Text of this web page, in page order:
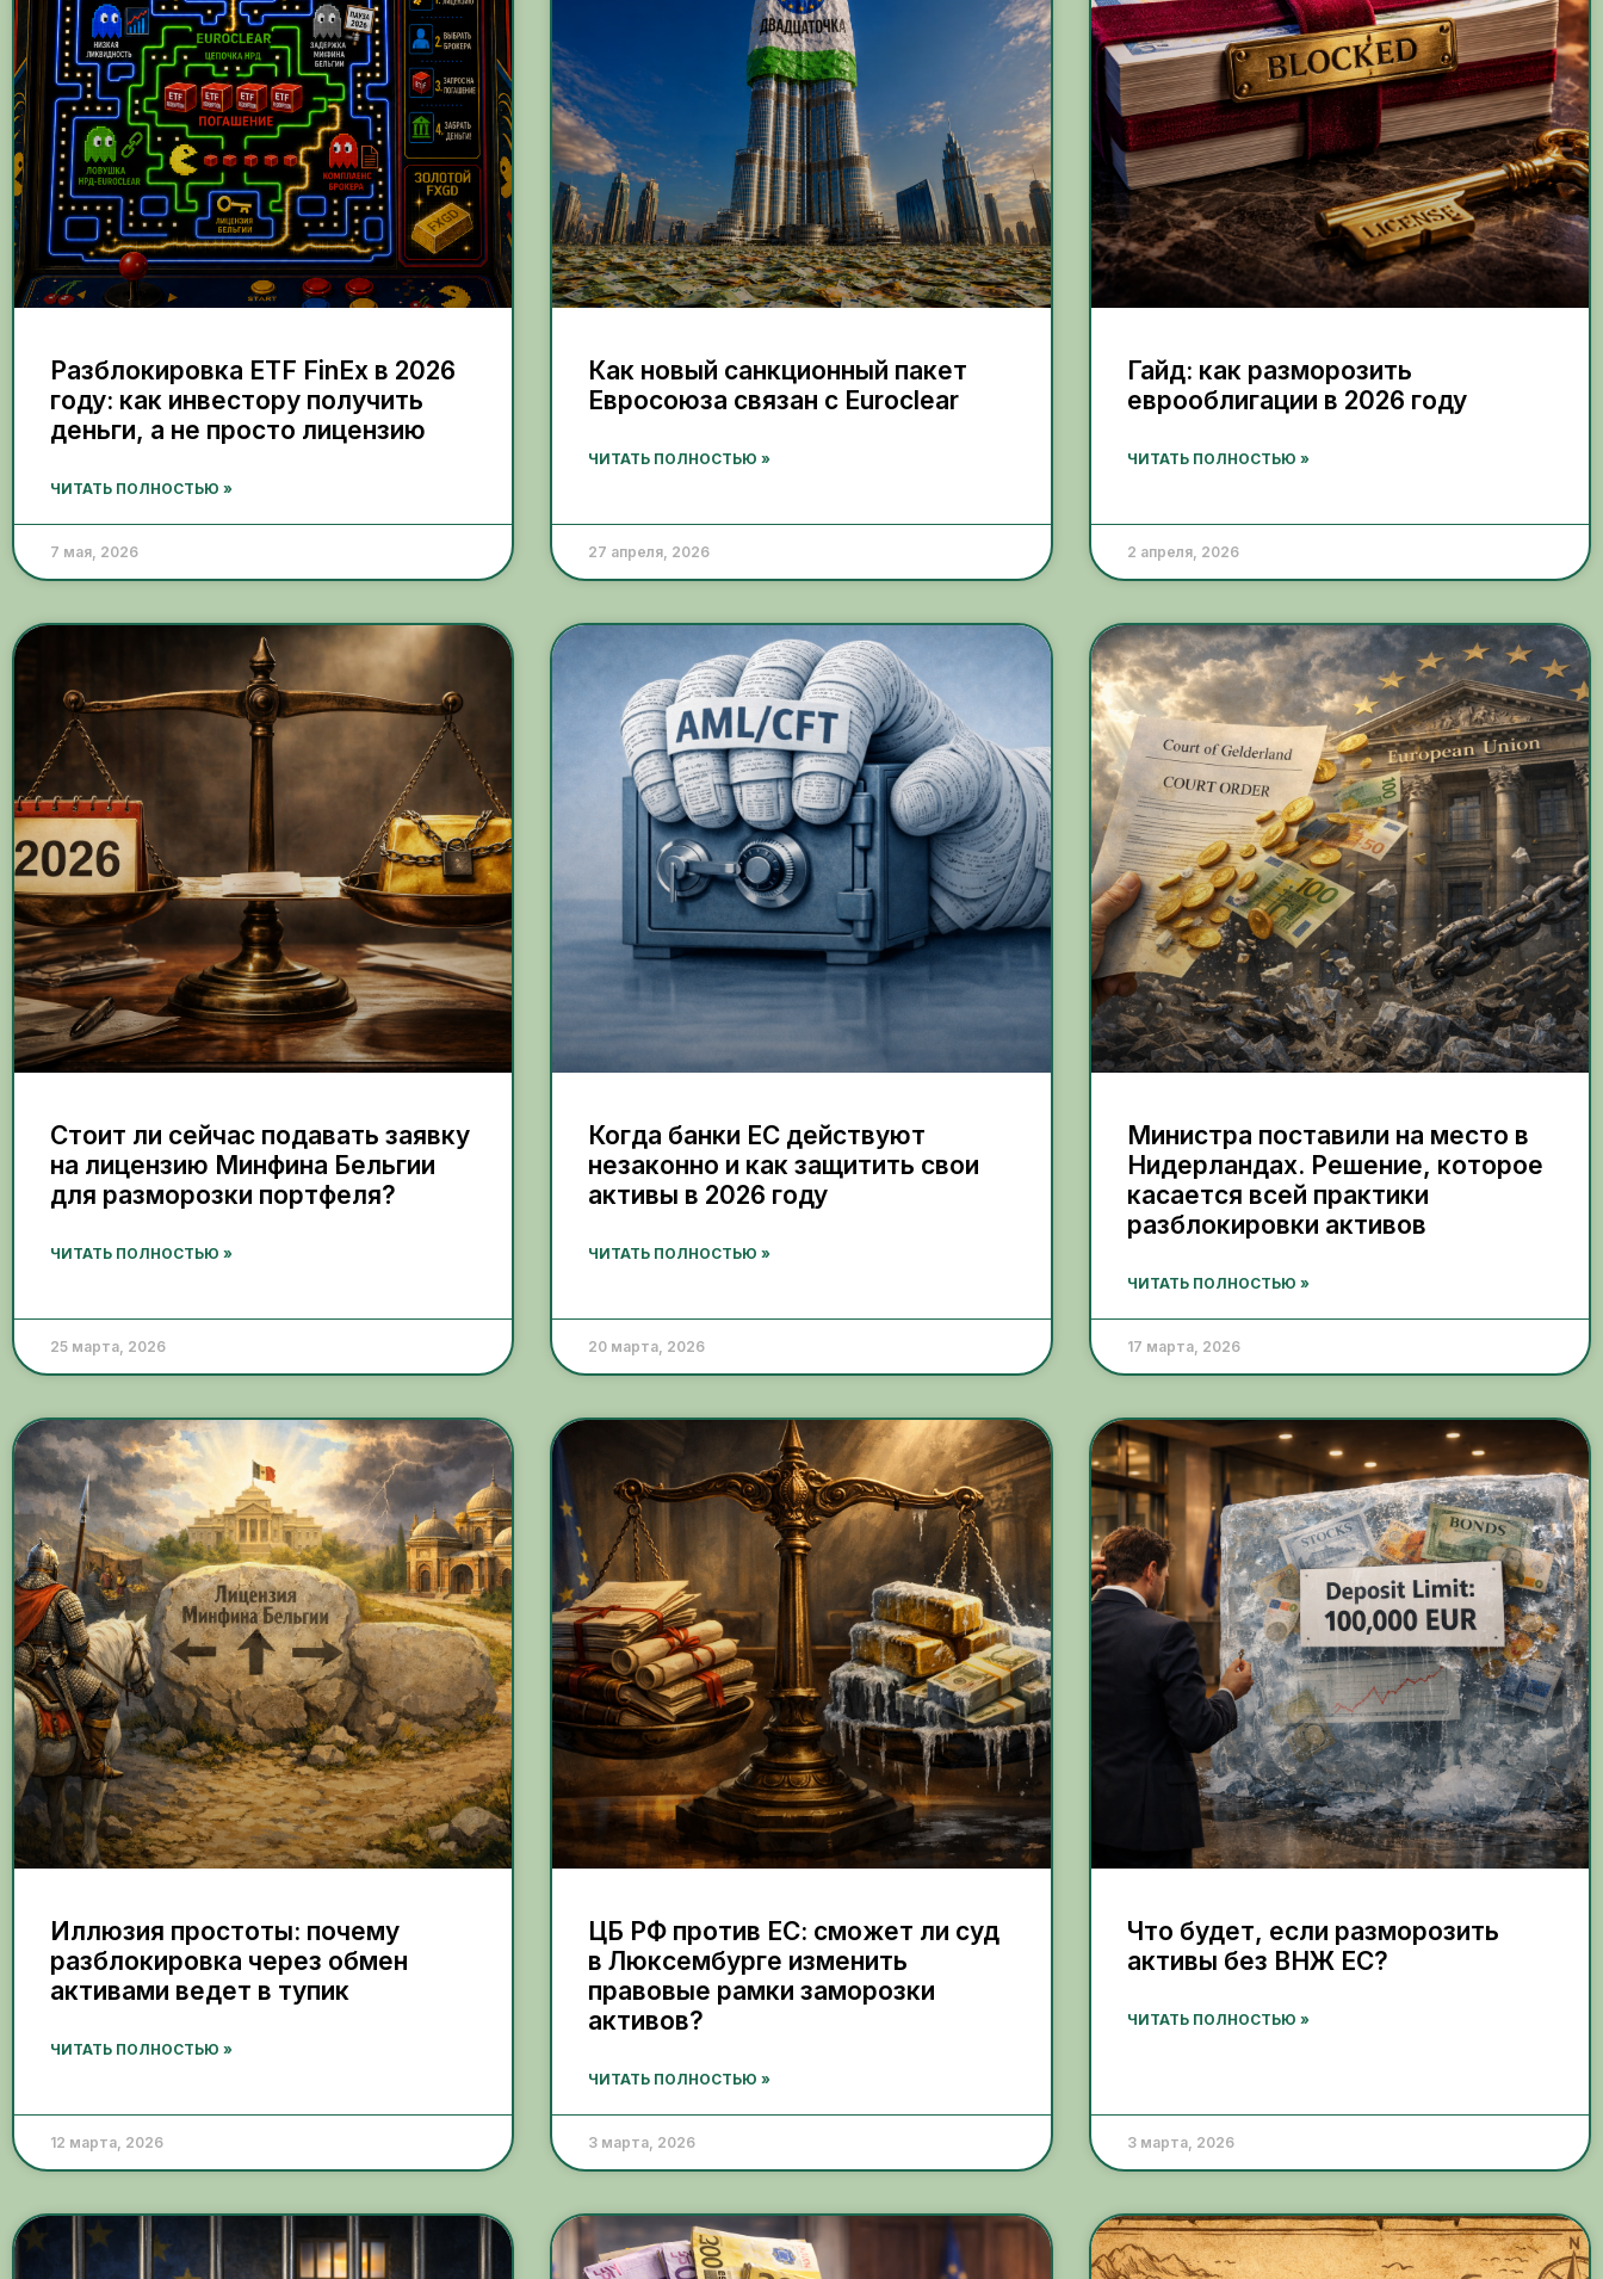
Разблокировка ETF FinEx в 2026
году: как инвестору получить
деньги, а не просто лицензию
ЧИТАТЬ ПОЛНОСТЬЮ »
7 мая, 2026
Как новый санкционный пакет
Евросоюза связан с Euroclear
ЧИТАТЬ ПОЛНОСТЬЮ »
27 апреля, 2026
Гайд: как разморозить
еврооблигации в 2026 году
ЧИТАТЬ ПОЛНОСТЬЮ »
2 апреля, 2026
Стоит ли сейчас подавать заявку
на лицензию Минфина Бельгии
для разморозки портфеля?
ЧИТАТЬ ПОЛНОСТЬЮ »
25 марта, 2026
Когда банки ЕС действуют
незаконно и как защитить свои
активы в 2026 году
ЧИТАТЬ ПОЛНОСТЬЮ »
20 марта, 2026
Министра поставили на место в
Нидерландах. Решение, которое
касается всей практики
разблокировки активов
ЧИТАТЬ ПОЛНОСТЬЮ »
17 марта, 2026
Иллюзия простоты: почему
разблокировка через обмен
активами ведет в тупик
ЧИТАТЬ ПОЛНОСТЬЮ »
12 марта, 2026
ЦБ РФ против ЕС: сможет ли суд
в Люксембурге изменить
правовые рамки заморозки
активов?
ЧИТАТЬ ПОЛНОСТЬЮ »
3 марта, 2026
Что будет, если разморозить
активы без ВНЖ ЕС?
ЧИТАТЬ ПОЛНОСТЬЮ »
3 марта, 2026